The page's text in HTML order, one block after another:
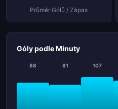
Průměr Gólů / Zápas
Góly podle Minuty
88 81 107